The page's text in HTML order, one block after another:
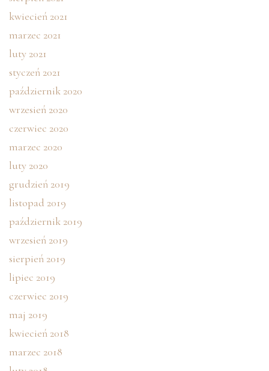
kwiecień 2021
marzec 2021
luty 2021
styczeń 2021
październik 2020
wrzesień 2020
czerwiec 2020
marzec 2020
luty 2020
grudzień 2019
listopad 2019
październik 2019
wrzesień 2019
sierpień 2019
lipiec 2019
czerwiec 2019
maj 2019
kwiecień 2018
marzec 2018